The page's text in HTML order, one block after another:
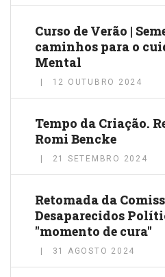
Curso de Verão |
caminhos para o
Mental
12 OUTUBRO 2024
Tempo da Criação.
Romi Bencke
21 SETEMBRO 2024
Retomada da
Desaparecidos
"momento de cura"
31 AGOSTO 2024